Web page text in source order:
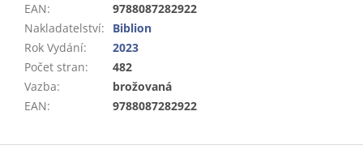
EAN:
9788087282922
Nakladatelství:
Biblion
Rok Vydání:
2023
Počet stran:
482
Vazba:
brožovaná
EAN: 9788087282922